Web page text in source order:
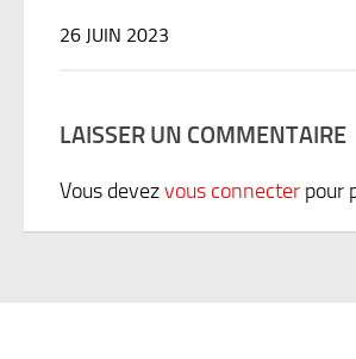
26 JUIN 2023
LAISSER UN COMMENTAIRE
Vous devezvous connecter pour